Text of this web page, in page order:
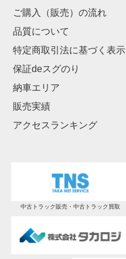
ご購入（販売）の流れ
品質について
特定商取引法に基づく表示
保証deスグのり
納車エリア
販売実績
アクセスランキング
中古トラック販売・中古トラック買取